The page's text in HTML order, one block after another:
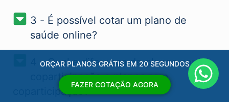
3 - É possível cotar um plano de
saúde online?
4 - Qual a diferença de planos com
coparticipação e planos sem
coparticipação?
ORÇAR PLANOS GRÁTIS EM 20 SEGUNDOS
FAZER COTAÇÃO AGORA